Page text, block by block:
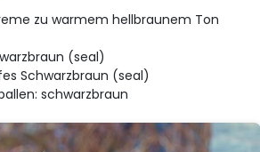
zu warmem hellbraunem Ton
(seal)
Schwarzbraun (seal)
schwarzbraun